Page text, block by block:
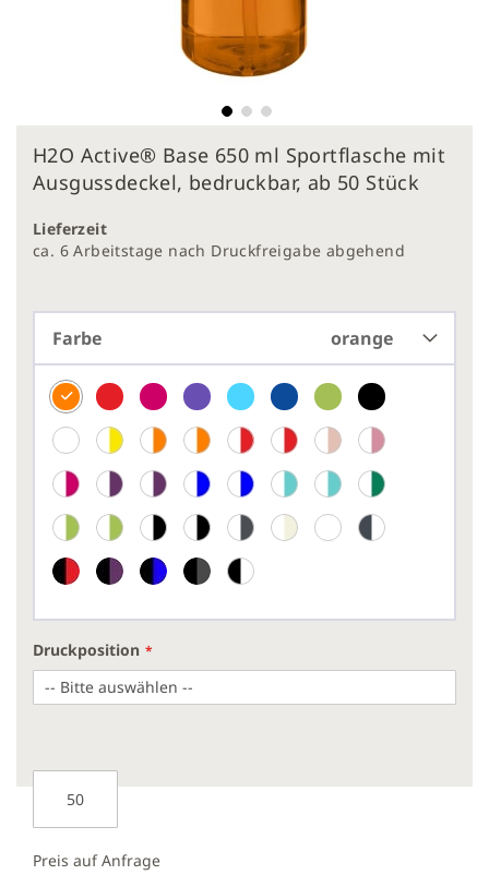
Anfang
der
Bildergalerie
H2O Active® Base 650 ml Sportflasche mit
Ausgussdeckel, bedruckbar, ab 50 Stück
Lieferzeit
ca. 6 Arbeitstage nach Druckfreigabe abgehend
Farbe orange
Druckposition
Preis auf Anfrage